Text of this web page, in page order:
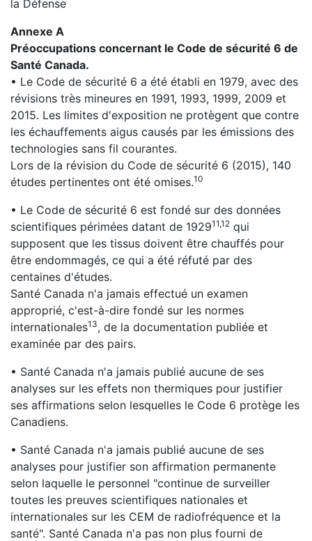
la Défense
Annexe A
Préoccupations concernant le Code de sécurité 6 de
Santé Canada.
• Le Code de sécurité 6 a été établi en 1979, avec des
révisions très mineures en 1991, 1993, 1999, 2009 et
2015. Les limites d'exposition ne protègent que contre
les échauffements aigus causés par les émissions des
technologies sans fil courantes.
Lors de la révision du Code de sécurité 6 (2015), 140
études pertinentes ont été omises.10
• Le Code de sécurité 6 est fondé sur des données
scientifiques périmées datant de 192911,12 qui
supposent que les tissus doivent être chauffés pour
être endommagés, ce qui a été réfuté par des
centaines d'études.
Santé Canada n'a jamais effectué un examen
approprié, c'est-à-dire fondé sur les normes
internationales13, de la documentation publiée et
examinée par des pairs.
• Santé Canada n'a jamais publié aucune de ses
analyses sur les effets non thermiques pour justifier
ses affirmations selon lesquelles le Code 6 protège les
Canadiens.
• Santé Canada n'a jamais publié aucune de ses
analyses pour justifier son affirmation permanente
selon laquelle le personnel "continue de surveiller
toutes les preuves scientifiques nationales et
internationales sur les CEM de radiofréquence et la
santé". Santé Canada n'a pas non plus fourni de